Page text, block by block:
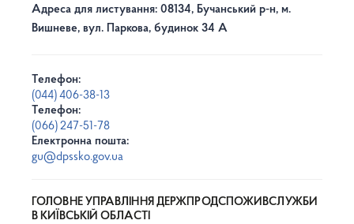
Адреса для листування: 08134, Бучанський р-н, м.
Вишневе, вул. Паркова, будинок 34 А
Телефон:
(044) 406-38-13
Телефон:
(066) 247-51-78
Електронна пошта:
gu@dpssko.gov.ua
ГОЛОВНЕ УПРАВЛІННЯ ДЕРЖПРОДСПОЖИВСЛУЖБИ
В КИЇВСЬКІЙ ОБЛАСТІ